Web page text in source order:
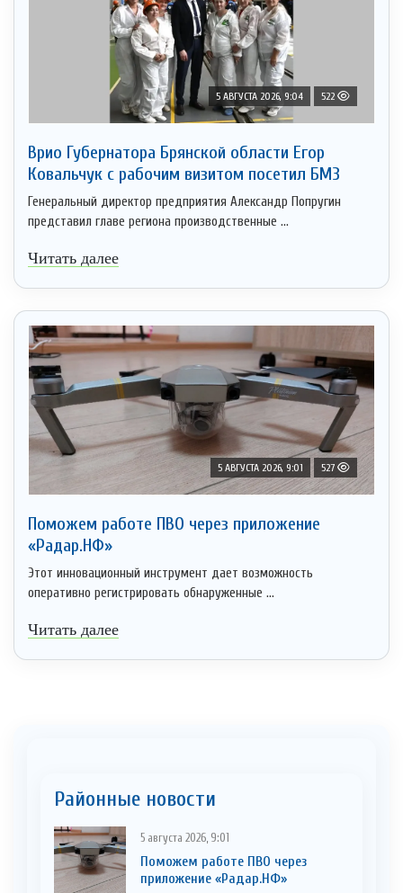
5 АВГУСТА 2026, 9:04 522
Врио Губернатора Брянской области Егор
Ковальчук с рабочим визитом посетил БМЗ
Генеральный директор предприятия Александр Попругин
представил главе региона производственные ...
Читать далее
5 АВГУСТА 2026, 9:01 527
Поможем работе ПВО через приложение
«Радар.НФ»
Этот инновационный инструмент дает возможность
оперативно регистрировать обнаруженные ...
Читать далее
Районные новости
5 августа 2026, 9:01
Поможем работе ПВО через
приложение «Радар.НФ»